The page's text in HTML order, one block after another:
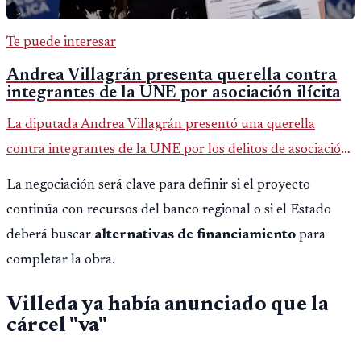
Te puede interesar
Andrea Villagrán presenta querella contra
integrantes de la UNE por asociación ilícita
La diputada Andrea Villagrán presentó una querella
contra integrantes de la UNE por los delitos de asociación
ilícita, terrorismo y sedición.
La negociación será clave para definir si el proyecto
continúa con recursos del banco regional o si el Estado
deberá buscar alternativas de financiamiento para
completar la obra.
Villeda ya había anunciado que la
cárcel "va"